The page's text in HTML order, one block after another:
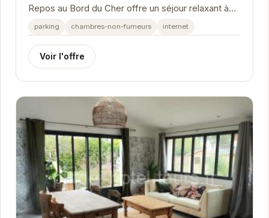
Repos au Bord du Cher offre un séjour relaxant à
Saint-Avertin.
parking chambres-non-fumeurs internet
Voir l'offre